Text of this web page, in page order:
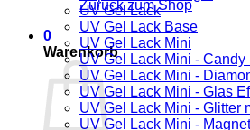
Zurück zum Shop
0
Warenkorb
UV Gel Lack
UV Gel Lack Base
UV Gel Lack Mini
UV Gel Lack Mini - Candy
UV Gel Lack Mini -
UV Gel Lack Mini - Glas
UV Gel Lack Mini - Glitter
UV Gel Lack Mini -